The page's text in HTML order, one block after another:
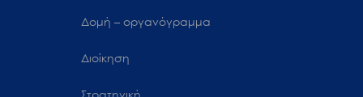
Δομή – οργανόγραμμα
Διοίκηση